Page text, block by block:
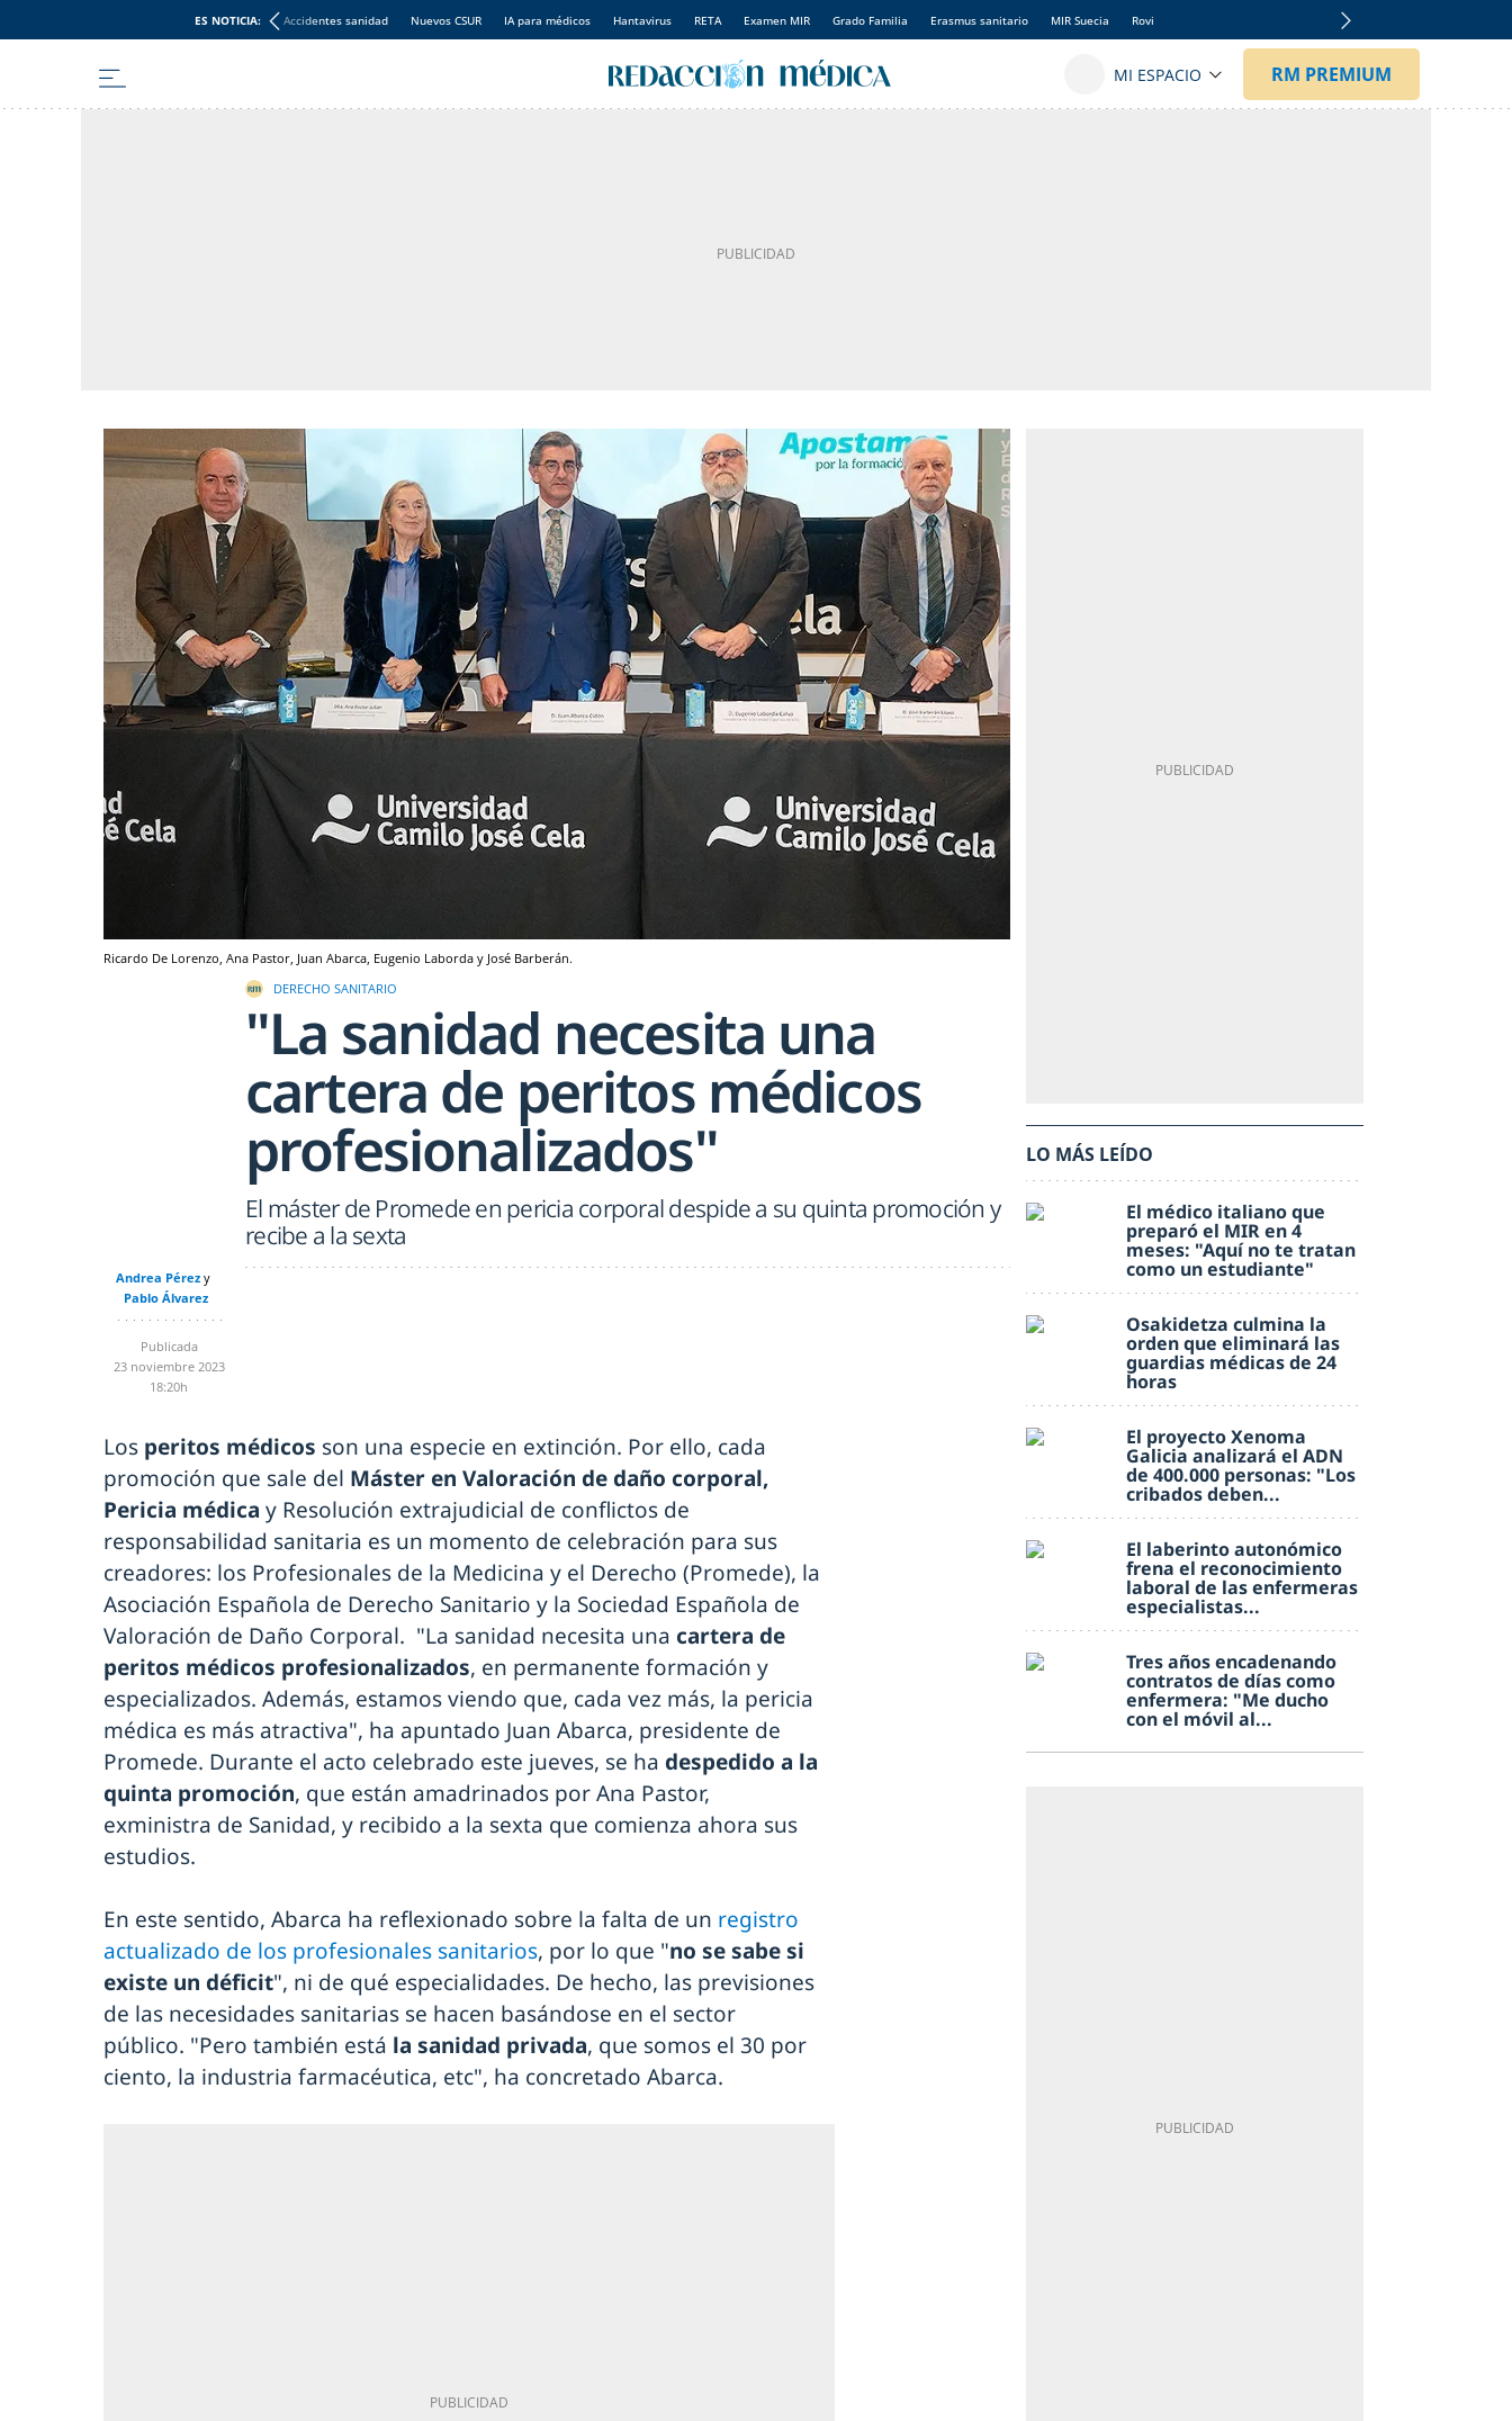
ES NOTICIA: Accidentes sanidad Nuevos CSUR IA para médicos Hantavirus RETA Examen MIR Grado Familia Erasmus sanitario MIR Suecia Rovi
Ricardo De Lorenzo, Ana Pastor, Juan Abarca, Eugenio Laborda y José Barberán.
DERECHO SANITARIO
"La sanidad necesita una
cartera de peritos médicos
profesionalizados"
El máster de Promede en pericia corporal despide a su quinta promoción y
recibe a la sexta
Andrea Pérez
Pablo Álvarez
Publicada
23 noviembre 2023
18:20h
Los peritos médicos son una especie en extinción. Por ello, cada
promoción que sale del Máster en Valoración de daño corporal,
Pericia médica y Resolución extrajudicial de conflictos de
responsabilidad sanitaria es un momento de celebración para sus
creadores: los Profesionales de la Medicina y el Derecho (Promede), la
Asociación Española de Derecho Sanitario y la Sociedad Española de
Valoración de Daño Corporal. "La sanidad necesita una cartera de
peritos médicos profesionalizados, en permanente formación y
especializados. Además, estamos viendo que, cada vez más, la pericia
médica es más atractiva", ha apuntado Juan Abarca, presidente de
Promede. Durante el acto celebrado este jueves, se ha despedido a la
quinta promoción, que están amadrinados por Ana Pastor,
exministra de Sanidad, y recibido a la sexta que comienza ahora sus
estudios.
En este sentido, Abarca ha reflexionado sobre la falta de un registro
actualizado de los profesionales sanitarios, por lo que "no se sabe si
existe un déficit", ni de qué especialidades. De hecho, las previsiones
de las necesidades sanitarias se hacen basándose en el sector
público. "Pero también está la sanidad privada, que somos el 30 por
ciento, la industria farmacéutica, etc", ha concretado Abarca.
LO MÁS LEÍDO
El médico italiano que
preparó el MIR en 4
meses: "Aquí no te tratan
como un estudiante"
Osakidetza culmina la
orden que eliminará las
guardias médicas de 24
horas
El proyecto Xenoma
Galicia analizará el ADN
de 400.000 personas: "Los
cribados deben...
El laberinto autonómico
frena el reconocimiento
laboral de las enfermeras
especialistas...
Tres años encadenando
contratos de días como
enfermera: "Me ducho
con el móvil al...